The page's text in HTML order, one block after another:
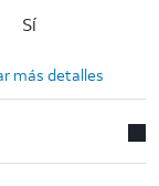
Sí
más detalles